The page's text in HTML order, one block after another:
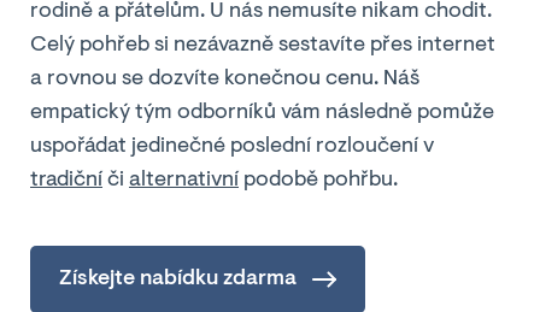
rodině a přátelům. U nás nemusíte nikam chodit.
Celý pohřeb si nezávazně sestavíte přes internet
a rovnou se dozvíte konečnou cenu. Náš
empatický tým odborníků vám následně pomůže
uspořádat jedinečné poslední rozloučení v
tradiční či alternativní podobě pohřbu.
Získejte nabídku zdarma